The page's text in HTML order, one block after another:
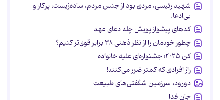
شهید رئیسی، مردی بود از جنس مردم، ساده‌زیست، پرکار و
بی‌ادعا.
کدهای پیشواز پویش چله دعای عهد
چطور خودمان را از نظر ذهنی ۳۸ برابر قوی‌تر کنیم؟
کن ۲۰۲۵؛ جشنواره‌ای علیه خانواده
راز افرادی که کمتر ضرر می‌کنند!
دورود، سرزمین شگفتی‌های طبیعت
جان فدا